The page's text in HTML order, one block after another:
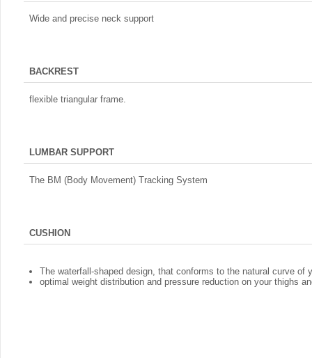
Wide and precise neck support
BACKREST
flexible triangular frame.
LUMBAR SUPPORT
The BM (Body Movement) Tracking System
CUSHION
The waterfall-shaped design, that conforms to the natural curve of
optimal weight distribution and pressure reduction on your thighs